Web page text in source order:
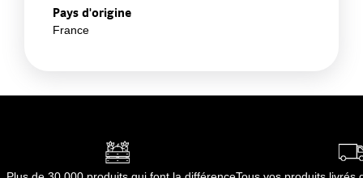
Pays d'origine
France